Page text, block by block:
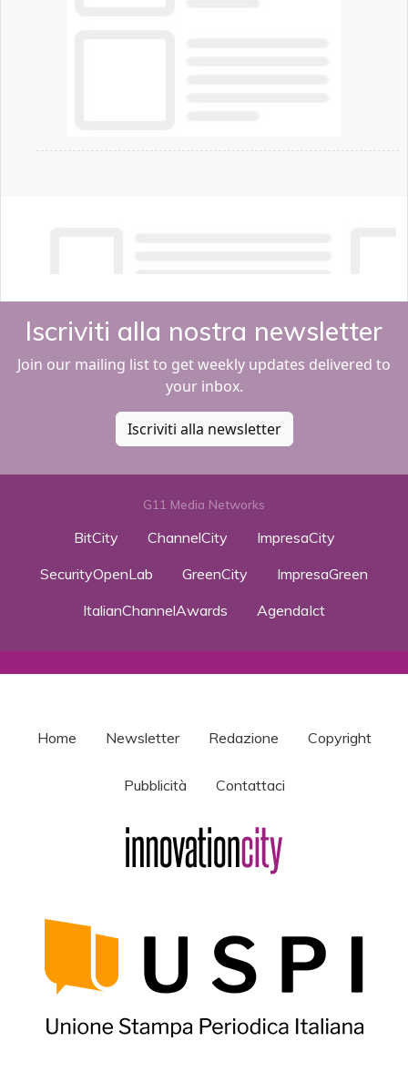
Iscriviti alla nostra newsletter
Join our mailing list to get weekly updates delivered to
your inbox.
Iscriviti alla newsletter
G11 Media Networks
BitCity ChannelCity
ImpresaCity
SecurityOpenLab
GreenCity
ImpresaGreen
ItalianChannelAwards
AgendaIct
Home Newsletter Redazione Copyright
Pubblicità Contattaci